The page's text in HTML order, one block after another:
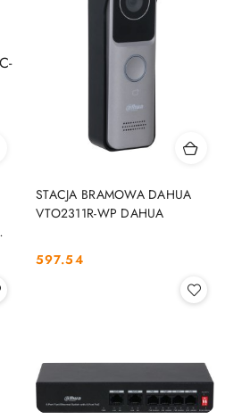
STACJA BRAMOWA DAHUA
VTO2311R-WP DAHUA
Cena:
597.54